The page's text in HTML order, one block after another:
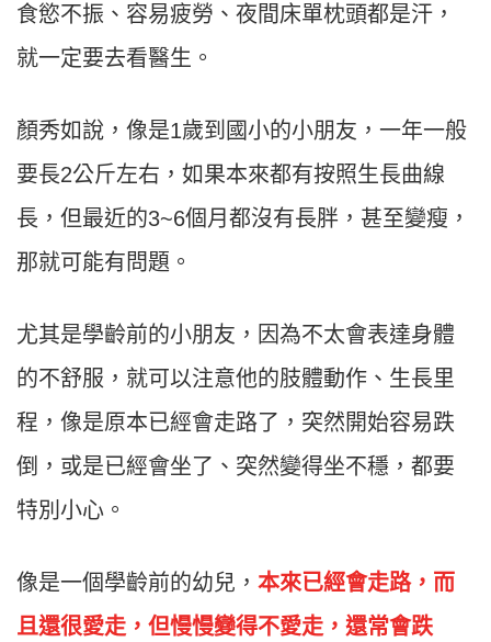
食慾不振、容易疲勞、夜間床單枕頭都是汗，
就一定要去看醫生。
顏秀如說，像是1歲到國小的小朋友，一年一般
要長2公斤左右，如果本來都有按照生長曲線
長，但最近的3~6個月都沒有長胖，甚至變瘦，
那就可能有問題。
尤其是學齡前的小朋友，因為不太會表達身體
的不舒服，就可以注意他的肢體動作、生長里
程，像是原本已經會走路了，突然開始容易跌
倒，或是已經會坐了、突然變得坐不穩，都要
特別小心。
像是一個學齡前的幼兒， 本來已經會走路，而
且還很愛走，但慢慢變得不愛走，還常會跌